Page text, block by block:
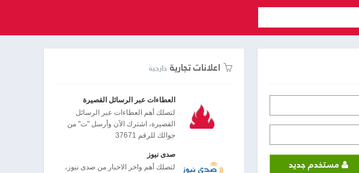
اعلانات تجارية خارجية
العطاءات عبر الرسائل القصيرة
لتصلك أهم العطاءات عبر الرسائل
القصيرة، اشترك الآن وأرسل "ت" من
جوالك للرقم 37671
صدى نيوز
لتصلك أهم واخر الاخبار من صدى نيوز،
مستخدم جديد